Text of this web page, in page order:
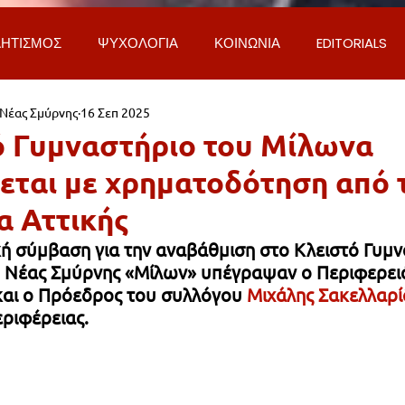
ΨΥΧΟΛΟΓΙΑ ΚΟΙΝΩΝΙΑ EDITORIALS
& ΑΠΟΨΕΙΣ
ΕΠΙΣΤΗΜΗ & ΤΕΧΝΟΛΟΓΙΑ ΦΥΣΗ &
& ΔΡΟΜΟΙ ΕΡΓΑ & ΥΠΟΔΟΜΕΣ
LIFESTYLE
Γυμναστήριο του Μίλωνα
με χρηματοδότηση από
Αττικής
Σμύρνης 16 Σεπ 2025
σύμβαση για την αναβάθμιση στο Κλειστό
Σμύρνης «Μίλων» υπέγραψαν ο
ο Πρόεδρος του συλλόγου Μιχάλης